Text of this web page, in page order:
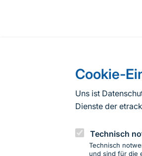
Cookie-
Uns ist
Dienste der
Technisch
Technisch
und sind für die